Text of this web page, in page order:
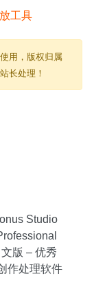
用，版权归属
长处理！